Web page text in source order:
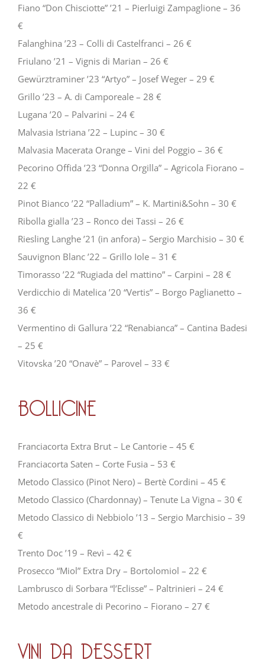
Fiano “Don Chisciotte” ’21 – Pierluigi Zampaglione – 36
€
Falanghina ’23 – Colli di Castelfranci – 26 €
Friulano ’21 – Vignis di Marian – 26 €
Gewürztraminer ’23 “Artyo” – Josef Weger – 29 €
Grillo ’23 – A. di Camporeale – 28 €
Lugana ’20 – Palvarini – 24 €
Malvasia Istriana ’22 – Lupinc – 30 €
Malvasia Macerata Orange – Vini del Poggio – 36 €
Pecorino Offida ’23 “Donna Orgilla” – Agricola Fiorano –
22 €
Pinot Bianco ’22 “Palladium” – K. Martini&Sohn – 30 €
Ribolla gialla ’23 – Ronco dei Tassi – 26 €
Riesling Langhe ’21 (in anfora) – Sergio Marchisio – 30 €
Sauvignon Blanc ’22 – Grillo Iole – 31 €
Timorasso ’22 “Rugiada del mattino” – Carpini – 28 €
Verdicchio di Matelica ’20 “Vertis” – Borgo Paglianetto –
36 €
Vermentino di Gallura ’22 “Renabianca” – Cantina Badesi
– 25 €
Vitovska ’20 “Onavè” – Parovel – 33 €
BOLLICINE
Franciacorta Extra Brut – Le Cantorie – 45 €
Franciacorta Saten – Corte Fusia – 53 €
Metodo Classico (Pinot Nero) – Bertè Cordini – 45 €
Metodo Classico (Chardonnay) – Tenute La Vigna – 30 €
Metodo Classico di Nebbiolo ’13 – Sergio Marchisio – 39
€
Trento Doc ’19 – Revì – 42 €
Prosecco “Miol” Extra Dry – Bortolomiol – 22 €
Lambrusco di Sorbara “l’Eclisse” – Paltrinieri – 24 €
Metodo ancestrale di Pecorino – Fiorano – 27 €
VINI DA DESSERT